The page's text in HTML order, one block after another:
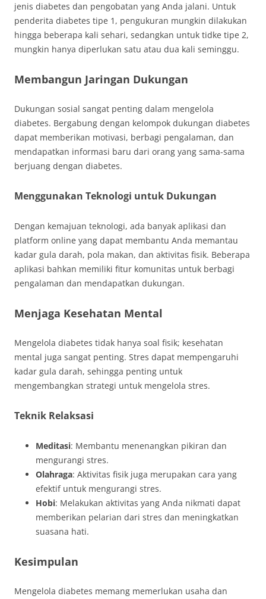
jenis diabetes dan pengobatan yang Anda jalani. Untuk
penderita diabetes tipe 1, pengukuran mungkin dilakukan
hingga beberapa kali sehari, sedangkan untuk tidke tipe 2,
mungkin hanya diperlukan satu atau dua kali seminggu.
Membangun Jaringan Dukungan
Dukungan sosial sangat penting dalam mengelola
diabetes. Bergabung dengan kelompok dukungan diabetes
dapat memberikan motivasi, berbagi pengalaman, dan
mendapatkan informasi baru dari orang yang sama-sama
berjuang dengan diabetes.
Menggunakan Teknologi untuk Dukungan
Dengan kemajuan teknologi, ada banyak aplikasi dan
platform online yang dapat membantu Anda memantau
kadar gula darah, pola makan, dan aktivitas fisik. Beberapa
aplikasi bahkan memiliki fitur komunitas untuk berbagi
pengalaman dan mendapatkan dukungan.
Menjaga Kesehatan Mental
Mengelola diabetes tidak hanya soal fisik; kesehatan
mental juga sangat penting. Stres dapat mempengaruhi
kadar gula darah, sehingga penting untuk
mengembangkan strategi untuk mengelola stres.
Teknik Relaksasi
Meditasi: Membantu menenangkan pikiran dan
mengurangi stres.
Olahraga: Aktivitas fisik juga merupakan cara yang
efektif untuk mengurangi stres.
Hobi: Melakukan aktivitas yang Anda nikmati dapat
memberikan pelarian dari stres dan meningkatkan
suasana hati.
Kesimpulan
Mengelola diabetes memang memerlukan usaha dan